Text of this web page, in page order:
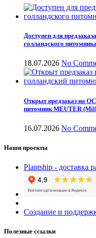
Доступен для
голландского
18.07.2026 No
Открыт предзаказ на
питомник MEUTER
16.07.2026 No
Наши проекты
Plantship - доставка
Создание и
Полезные ссылки